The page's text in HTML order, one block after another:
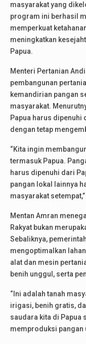
masyarakat yang
program ini berhasil
memperkuat
meningkatkan
Papua.
Menteri Pertanian
pembangunan
kemandirian pangan
masyarakat.
Papua harus
dengan tetap
“Kita ingin
termasuk Papua.
harus dipenuhi dari
pangan lokal lainnya
masyarakat
Mentan Amran
Rakyat bukan
Sebaliknya,
mengoptimalkan
alat dan mesin
benih unggul, serta
“Ini adalah tanah
irigasi, benih gratis,
saudara kita di Papua
memproduksi pangan